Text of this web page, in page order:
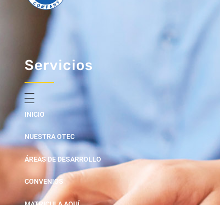
Servicios
INICIO
NUESTRA OTEC
ÁREAS DE DESARROLLO
CONVENIOS